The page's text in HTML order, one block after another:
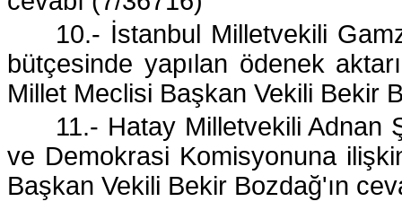
10.- İstanbul Milletvekili
bütçesinde yapılan ödenek
Millet Meclisi Başkan Vekili Bekir
11.- Hatay Milletvekili Adnan
ve Demokrasi Komisyonuna
Başkan Vekili Bekir Bozdağ'ın